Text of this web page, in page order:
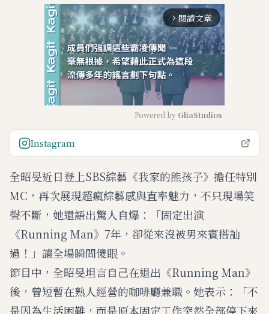
arrow_forward_ios 閱讀文章
e
Powered by GliaStudios
Instagram
全昭旻近日登上SBS綜藝《我家的熊孩子》擔任特別
MC，再次展現超瘋綜藝感與直率魅力，不只現場笑
聲不斷，她還語出驚人自爆：「固定出演
《Running Man》7年，卻從來沒被男來賓搭訕
過！」讓全場瞬間傻眼。
節目中，全昭旻坦言自己在退出《Running Man》
後，曾短暫在熟人經營的咖啡廳兼職。她表示：「不
是因為生活困難，而是原本固定工作突然全部停下來